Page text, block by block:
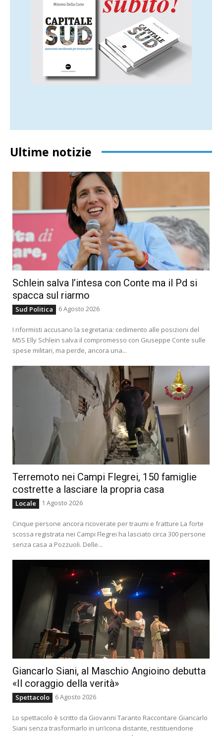
Ultime notizie
Schlein salva l’intesa con Conte ma il Pd si
spacca sul riarmo
Sud Politica 6 Agosto 2026
I riformisti accusano la segretaria: cedimento alle posizioni del
M5S Elly Schlein salva il compromesso con Giuseppe Conte sulle
spese militari, ma perde, ancora una...
Terremoto nei Campi Flegrei, 150 famiglie
costrette a lasciare la propria casa
Locale 1 Agosto 2026
Cinque persone ancora ricoverate per traumi e fratture La forte
scossa registrata nei Campi Flegrei ha lasciato circa 300 persone
senza casa a Pozzuoli. Delle...
Giancarlo Siani, al Maschio Angioino debutta
«Il coraggio della verità»
Spettacolo 6 Agosto 2026
Lo spettacolo è scritto da Giovanni Taranto Raccontare Giancarlo
Siani senza trasformarlo in un’icona distante, restituendone